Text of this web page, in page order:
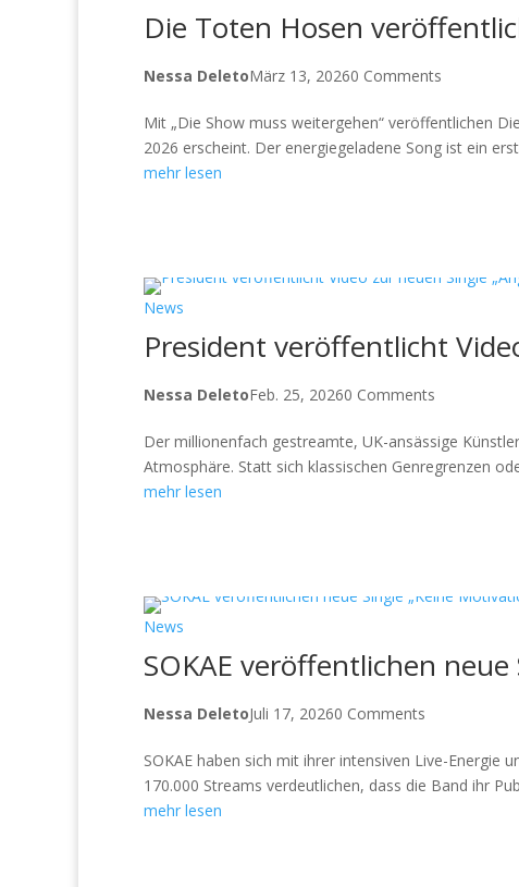
Die Toten Hosen
Nessa DeletoMärz 13, 20260 Comments
Mit „Die Show muss weitergehen“ veröffentlichen
2026 erscheint. Der energiegeladene Song ist ein
mehr lesen
News
President veröffentlicht
Nessa DeletoFeb. 25, 20260 Comments
Der millionenfach gestreamte, UK-ansässige
Atmosphäre. Statt sich klassischen Genregrenzen
mehr lesen
News
SOKAE veröffentlichen
Nessa DeletoJuli 17, 20260 Comments
SOKAE haben sich mit ihrer intensiven Live-Energie
170.000 Streams verdeutlichen, dass die Band ihr
mehr lesen